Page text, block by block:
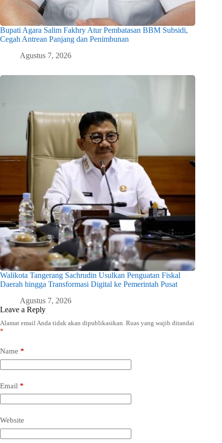
Bupati Agara Salim Fakhry Atur Pembatasan BBM Subsidi,
Cegah Antrean Panjang dan Penimbunan
Agustus 7, 2026
Walikota Tangerang Sachrudin Usulkan Penguatan Fiskal
Daerah hingga Transformasi Digital ke Pemerintah Pusat
Agustus 7, 2026
Leave a Reply
Alamat email Anda tidak akan dipublikasikan. Ruas yang wajib ditandai
*
Name *
Email *
Website